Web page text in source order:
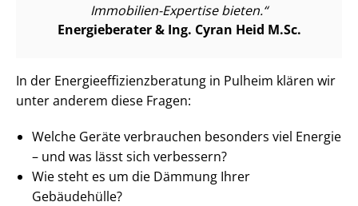
Immobilien-Expertise bieten.
Energieberater & Ing. Cyran Heid M.Sc.
In der En­er­gie­ef­fi­zi­enz­be­ra­tung in Pulheim klären wir
unter anderem diese Fragen:
Welche Geräte verbrauchen besonders viel Energie
– und was lässt sich verbessern?
Wie steht es um die Dämmung Ihrer
Gebäudehülle?